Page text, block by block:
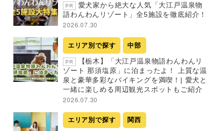
PR
愛犬家から絶大な人気「大江戸温泉物
語わんわんリゾート」全5施設を徹底紹介！
2026.07.30
エリア別で探す 中部
PR
【栃木】「大江戸温泉物語わんわんリ
ゾート 那須塩原」に泊まったよ！ 上質な温
泉と豪華多彩なバイキングを満喫！| 愛犬と
一緒に楽しめる周辺観光スポットもご紹介
2026.07.30
エリア別で探す 関西